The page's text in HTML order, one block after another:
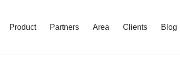
Product Partners Area Clients Blog